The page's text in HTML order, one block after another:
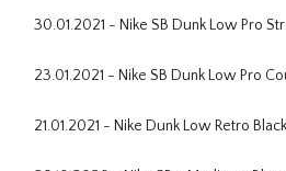
30.01.2021 - Nike SB Dunk Low Pro
23.01.2021 - Nike SB Dunk Low Pro
21.01.2021 - Nike Dunk Low Retro